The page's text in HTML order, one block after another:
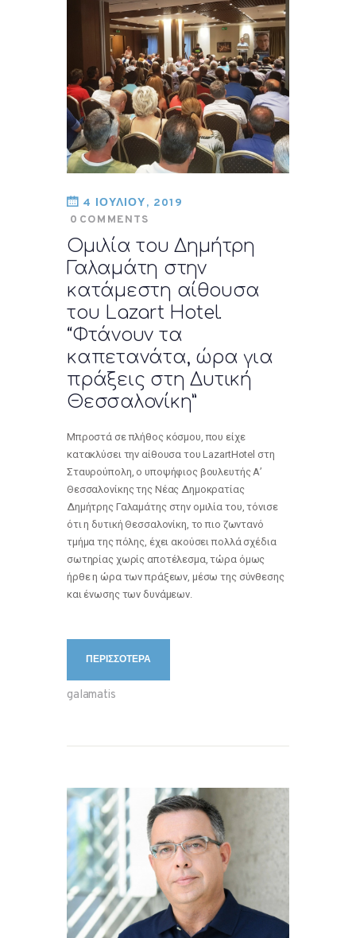
4 ΙΟΥΛΙΟΥ, 2019
0 COMMENTS
Ομιλία του Δημήτρη
Γαλαμάτη στην
κατάμεστη αίθουσα
του Lazart Hotel.
“Φτάνουν τα
καπετανάτα, ώρα για
πράξεις στη Δυτική
Θεσσαλονίκη”
Μπροστά σε πλήθος κόσμου, που είχε
κατακλύσει την αίθουσα του LazartHotel στη
Σταυρούπολη, ο υποψήφιος βουλευτής Α’
Θεσσαλονίκης της Νέας Δημοκρατίας
Δημήτρης Γαλαμάτης στην ομιλία του, τόνισε
ότι η δυτική Θεσσαλονίκη, το πιο ζωντανό
τμήμα της πόλης, έχει ακούσει πολλά σχέδια
σωτηρίας χωρίς αποτέλεσμα, τώρα όμως
ήρθε η ώρα των πράξεων, μέσω της σύνθεσης
και ένωσης των δυνάμεων.
ΠΕΡΙΣΣΟΤΕΡΑ
galamatis